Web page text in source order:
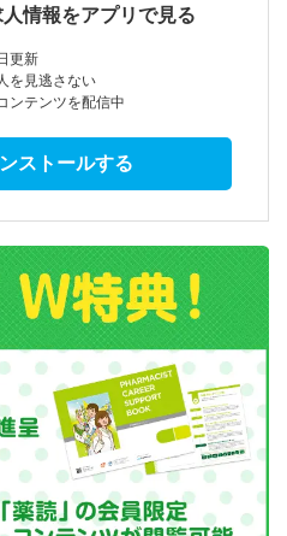
情報をアプリで見る
更新
を見逃さない
ンテンツを配信中
ストールする